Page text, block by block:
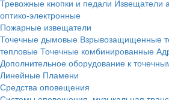
Тревожные кнопки и педали Извещатели
оптико-электронные
Пожарные извещатели
Точечные дымовые Взрывозащищенные
тепловые Точечные комбинированные
Дополнительное оборудование к
Линейные Пламени
Средства оповещения